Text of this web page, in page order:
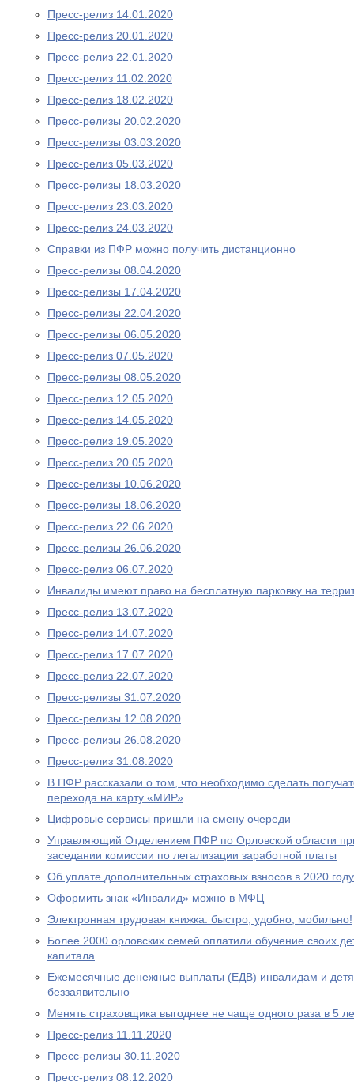
Пресс-релиз 14.01.2020
Пресс-релиз 20.01.2020
Пресс-релиз 22.01.2020
Пресс-релиз 11.02.2020
Пресс-релиз 18.02.2020
Пресс-релизы 20.02.2020
Пресс-релизы 03.03.2020
Пресс-релиз 05.03.2020
Пресс-релизы 18.03.2020
Пресс-релиз 23.03.2020
Пресс-релиз 24.03.2020
Справки из ПФР можно получить дистанционно
Пресс-релизы 08.04.2020
Пресс-релизы 17.04.2020
Пресс-релизы 22.04.2020
Пресс-релизы 06.05.2020
Пресс-релиз 07.05.2020
Пресс-релизы 08.05.2020
Пресс-релиз 12.05.2020
Пресс-релиз 14.05.2020
Пресс-релиз 19.05.2020
Пресс-релиз 20.05.2020
Пресс-релизы 10.06.2020
Пресс-релизы 18.06.2020
Пресс-релиз 22.06.2020
Пресс-релизы 26.06.2020
Пресс-релиз 06.07.2020
Инвалиды имеют право на бесплатную парковку на
Пресс-релиз 13.07.2020
Пресс-релиз 14.07.2020
Пресс-релиз 17.07.2020
Пресс-релиз 22.07.2020
Пресс-релизы 31.07.2020
Пресс-релизы 12.08.2020
Пресс-релизы 26.08.2020
Пресс-релиз 31.08.2020
В ПФР рассказали о том, что необходимо сделать
перехода на карту «МИР»
Цифровые сервисы пришли на смену очереди
Управляющий Отделением ПФР по Орловской области
заседании комиссии по легализации заработной платы
Об уплате дополнительных страховых взносов в 2020 году
Оформить знак «Инвалид» можно в МФЦ
Электронная трудовая книжка: быстро, удобно, мобильно!
Более 2000 орловских семей оплатили обучение своих
капитала
Ежемесячные денежные выплаты (ЕДВ) инвалидам и
беззаявительно
Менять страховщика выгоднее не чаще одного раза в 5
Пресс-релиз 11.11.2020
Пресс-релизы 30.11.2020
Пресс-релиз 08.12.2020